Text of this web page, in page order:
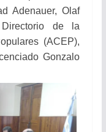
Adenauer, Olaf
de la
(ACEP),
Gonzalo